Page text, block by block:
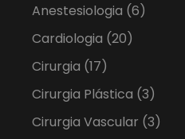
Anestesiologia (6)
Cardiologia (20)
Cirurgia (17)
Cirurgia Plástica (3)
Cirurgia Vascular (3)